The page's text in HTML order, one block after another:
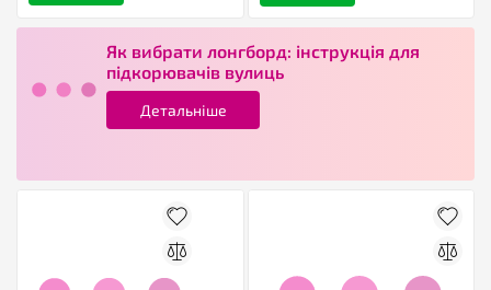
Як вибрати лонгборд: інструкція для
підкорювачів вулиць
Детальніше